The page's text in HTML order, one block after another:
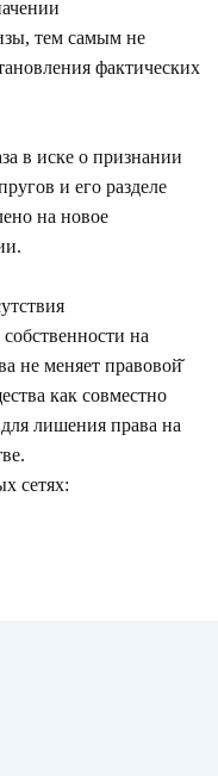
тем самым не
фактических
в иске о признании
и его разделе
на новое
на
не меняет правовой̆
как совместно
лишения права на
сетях: